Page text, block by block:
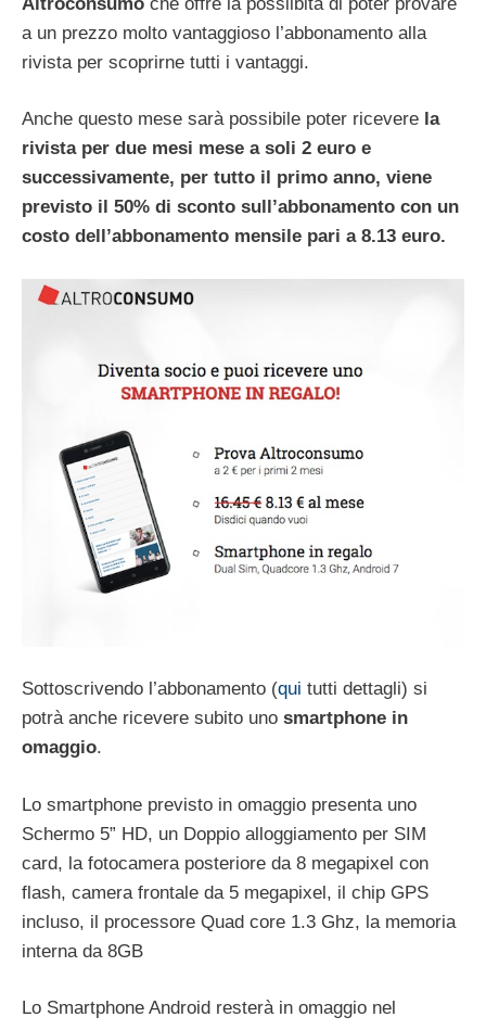
a un prezzo molto vantaggioso l’abbonamento alla
rivista per scoprirne tutti i vantaggi.
Anche questo mese sarà possibile poter ricevere la
rivista per due mesi mese a soli 2 euro e
successivamente, per tutto il primo anno, viene
previsto il 50% di sconto sull’abbonamento con un
costo dell’abbonamento mensile pari a 8.13 euro.
Sottoscrivendo l’abbonamento (qui tutti dettagli) si
potrà anche ricevere subito uno smartphone in
omaggio.
Lo smartphone previsto in omaggio presenta uno
Schermo 5” HD, un Doppio alloggiamento per SIM
card, la fotocamera posteriore da 8 megapixel con
flash, camera frontale da 5 megapixel, il chip GPS
incluso, il processore Quad core 1.3 Ghz, la memoria
interna da 8GB
Lo Smartphone Android resterà in omaggio nel